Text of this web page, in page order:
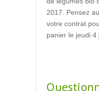
2017. Pensez
votre contrat
panier le jeudi